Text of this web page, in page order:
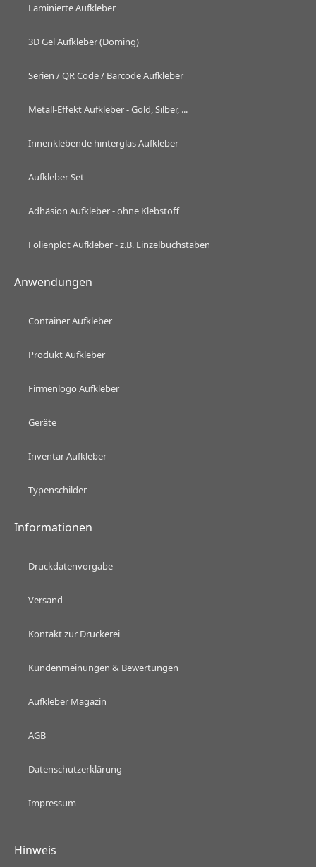
Laminierte Aufkleber
3D Gel Aufkleber (Doming)
Serien / QR Code / Barcode Aufkleber
Metall-Effekt Aufkleber - Gold, Silber, ...
Innenklebende hinterglas Aufkleber
Aufkleber Set
Adhäsion Aufkleber - ohne Klebstoff
Folienplot Aufkleber - z.B. Einzelbuchstaben
Anwendungen
Container Aufkleber
Produkt Aufkleber
Firmenlogo Aufkleber
Geräte
Inventar Aufkleber
Typenschilder
Informationen
Druckdatenvorgabe
Versand
Kontakt zur Druckerei
Kundenmeinungen & Bewertungen
Aufkleber Magazin
AGB
Datenschutzerklärung
Impressum
Hinweis